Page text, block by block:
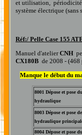
et utilisation,
système électrique (sans
Réf:/ Pelle Case 155
Manuel d'atelierCNH
CX180B de 2008 - (468
Manque le début du
8001 Dépose et pose
hydraulique
8003 Dépose et pose
hydraulique
8004 Dépose et pose du